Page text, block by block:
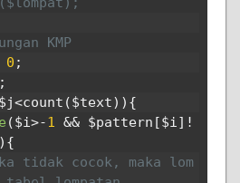
KMP
0 ;
;
$j<count ($text)){
($i>-1 && $pattern [$i ]!
tidak cocok, maka lom